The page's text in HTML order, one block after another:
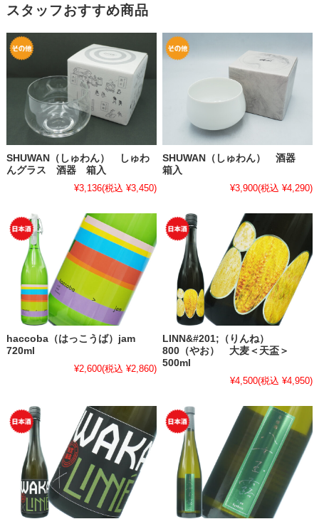
スタッフおすすめ商品
SHUWAN（しゅわん） しゅわ
んグラス 酒器 箱入
¥3,136(税込 ¥3,450)
SHUWAN（しゅわん） 酒器
箱入
¥3,900(税込 ¥4,290)
haccoba（はっこうば）jam
720ml
¥2,600(税込 ¥2,860)
LINN&#201;（りんね）
800（やお） 大麦＜天盃＞
500ml
¥4,500(税込 ¥4,950)